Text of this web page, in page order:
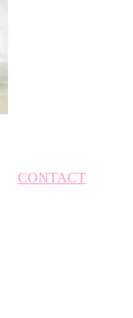
CONTACT